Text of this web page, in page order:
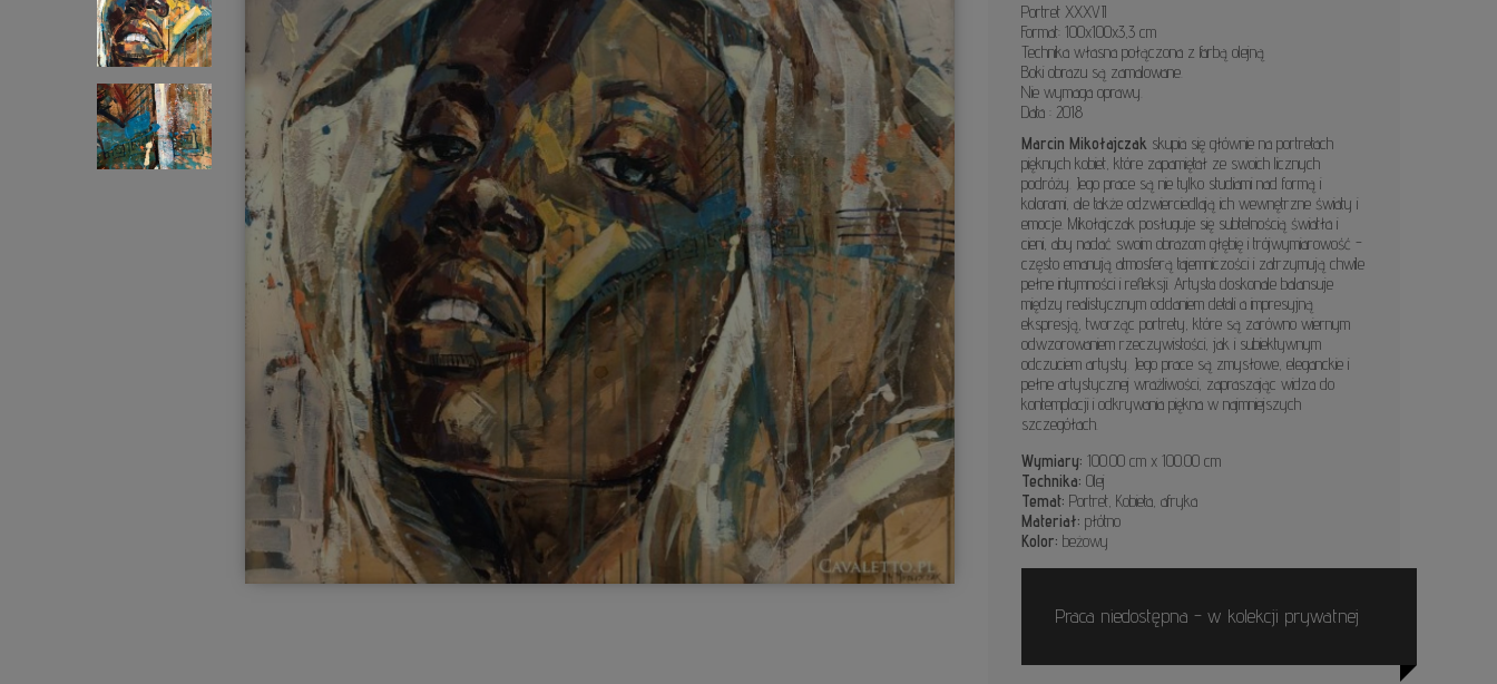
Portret XXXVII
Format: 100x100x3,3 cm
Technika własna połączona z farbą olejną
Boki obrazu są zamalowane.
Nie wymaga oprawy.
Data : 2018
Marcin Mikołajczak skupia się głównie na portretach
pięknych kobiet, które zapamiętał ze swoich licznych
podróży. Jego prace są nie tylko studiami nad formą i
kolorami, ale także odzwierciedlają ich wewnętrzne światy i
emocje. Mikołajczak posługuje się subtelnością światła i
cieni, aby nadać swoim obrazom głębię i trójwymiarowość -
często emanują atmosferą tajemniczości i zatrzymują chwile
pełne intymności i refleksji. Artysta doskonale balansuje
między realistycznym oddaniem detali a impresyjną
ekspresją, tworząc portrety, które są zarówno wiernym
odwzorowaniem rzeczywistości, jak i subiektywnym
odczuciem artysty. Jego prace są zmysłowe, eleganckie i
pełne artystycznej wrażliwości, zapraszając widza do
kontemplacji i odkrywania piękna w najmniejszych
szczegółach.
Wymiary: 100.00 cm x 100.00 cm
Technika: Olej
Temat: Portret, Kobieta, afryka
Materiał: płótno
Kolor: beżowy
Praca niedostępna - w kolekcji prywatnej